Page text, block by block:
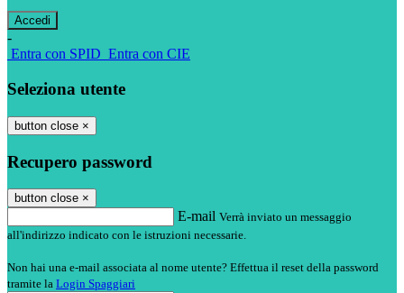
-
Entra con SPID Entra con CIE
Seleziona utente
button close ×
Recupero password
button close ×
E-mail Verrà inviato un messaggio
all'indirizzo indicato con le istruzioni necessarie.
Non hai una e-mail associata al nome utente? Effettua il reset della password
tramite la Login Spaggiari